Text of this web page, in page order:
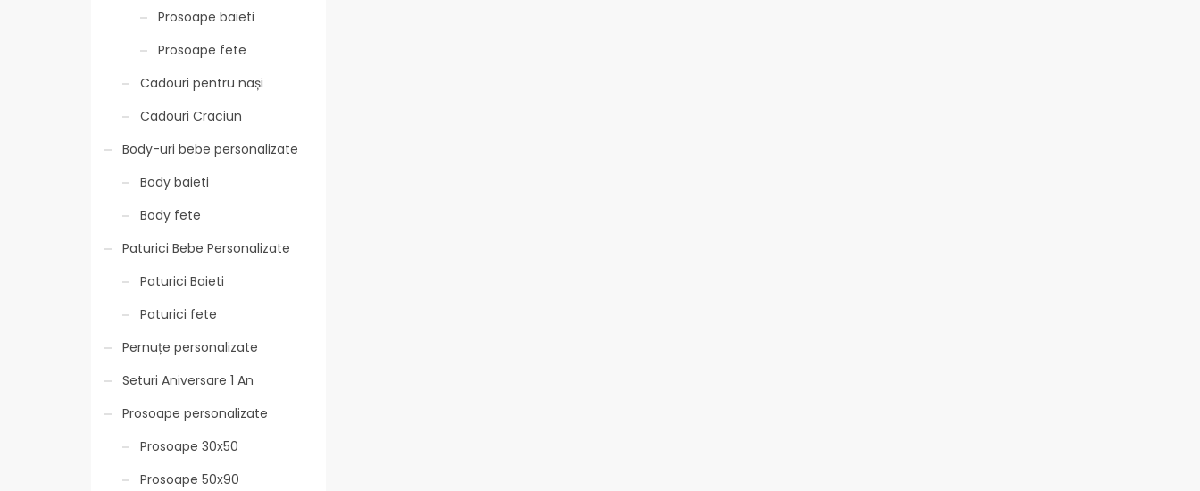
Prosoape baieti
Prosoape fete
Cadouri pentru nași
Cadouri Craciun
Body-uri bebe personalizate
Body baieti
Body fete
Paturici Bebe Personalizate
Paturici Baieti
Paturici fete
Pernuțe personalizate
Seturi Aniversare 1 An
Prosoape personalizate
Prosoape 30x50
Prosoape 50x90